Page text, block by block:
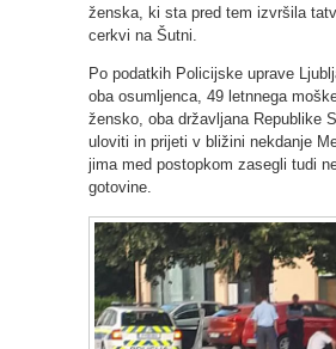
ženska, ki sta pred tem izvršila
cerkvi na Šutni.
Po podatkih Policijske uprave
oba osumljenca, 49 letnnega
žensko, oba državljana Republike
uloviti in prijeti v bližini nekdanje
jima med postopkom zasegli tudi
gotovine.